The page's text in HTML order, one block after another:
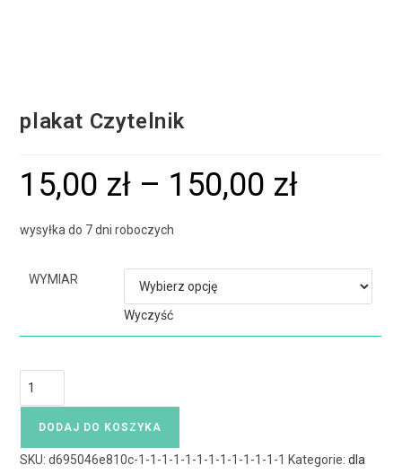
plakat Czytelnik
15,00 zł – 150,00 zł
wysyłka do 7 dni roboczych
WYMIAR
Wyczyść
DODAJ DO KOSZYKA
SKU:d695046e810c-1-1-1-1-1-1-1-1-1-1-1-1-1 Kategorie:dla